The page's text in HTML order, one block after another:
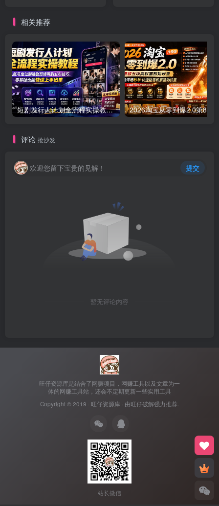
相关推荐
短剧发行人计划全流程实操教程；从账号定位到选剧剪辑再到发布技巧，零基础也能快速上手出单
评论 抢沙发
欢迎您留下宝贵的见解！ 提交
暂无评论内容
旺仔资源库是结合了网赚项目，网赚工具以及文章为一
体的网赚工具站，还会不定期更新一些实用工具
Copyright © 2019 · 旺仔资源库 · 由旺仔破解强力推荐.
站长微信